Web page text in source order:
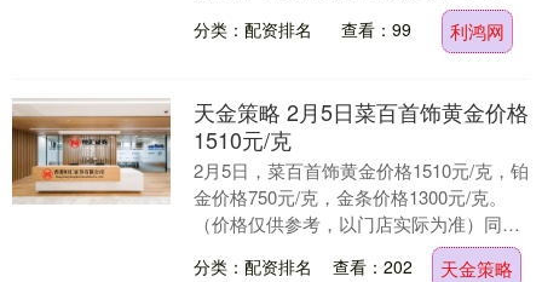
分类：配资排名 查看：99 利鸿网
天金策略 2月5日菜百首饰黄金价格
1510元/克
2月5日，菜百首饰黄金价格1510元/克，铂
金价格750元/克，金条价格1300元/克。
（价格仅供参考，以门店实际为准）同日
上海黄金交易所现货黄金AU9999最....
分类：配资排名 查看：202 天金策略